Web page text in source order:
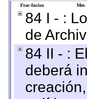
Frac-Inciso Mes
84 I - :
de
84 II - :
deberá